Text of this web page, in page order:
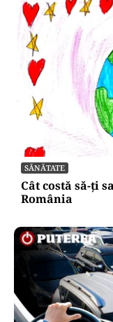
SĂNĂTATE
Cât costă să-ți
România